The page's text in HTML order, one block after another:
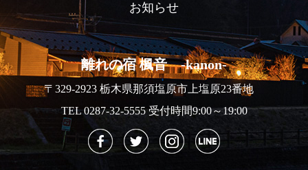
お知らせ
離れの宿 楓音 -kanon-
〒329-2923 栃木県那須塩原市上塩原23番地
TEL 0287-32-5555 受付時間9:00～19:00